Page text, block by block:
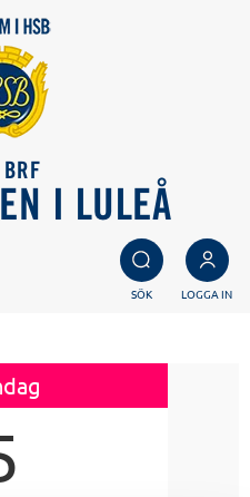
BRF
I LULEÅ
SÖK LOGGA IN